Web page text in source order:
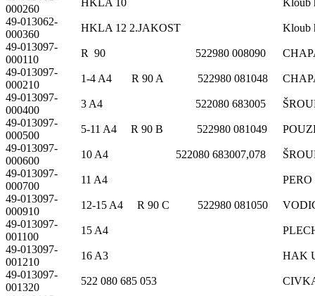
000260
HKLA 10
Kloub
49-013062-
000360
HKLA 12 2.JAKOST
Kloub
49-013097-
000110
R 90 522980 008090
49-013097-
000210
1-4 A4 R 90 A 522980 081048
49-013097-
000400
3 A4 522080 683005
49-013097-
000500
5-11 A4 R 90 B 522980 081049
49-013097-
000600
10 A4 522080 683007,078
49-013097-
000700
11 A4
PERO
49-013097-
000910
12-15 A4 R 90 C 522980 081050
49-013097-
001100
15 A4
49-013097-
001210
16 A3
HAK
49-013097-
001320
522 080 685 053